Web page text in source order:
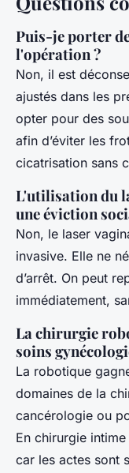
Puis-je porter
l'opération ?
Non, il est
ajustés dans les
opter pour des
afin d’éviter les
cicatrisation sans
L'utilisation du
une éviction
Non, le laser
invasive. Elle ne
d’arrêt. On peut
immédiatement,
La chirurgie
soins
La robotique
domaines de la
cancérologie ou
En chirurgie
car les actes sont